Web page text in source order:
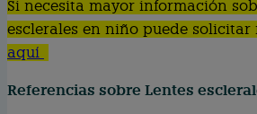
Si necesita mayor información
esclerales en niño puede solicitar
aquí
Referencias sobre Lentes